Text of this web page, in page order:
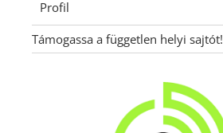
Profil
Támogassa a független helyi sajtót!